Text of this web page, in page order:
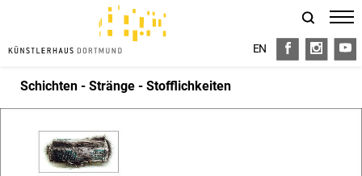
EN FB I Y
Schichten - Stränge - Stofflichkeiten